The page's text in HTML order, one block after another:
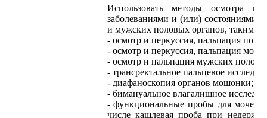
Использовать методы осмотра и
заболеваниями и (или) состояниями
и мужских половых органов, такими
- осмотр и перкуссия, пальпация
- осмотр и перкуссия, пальпация
- осмотр и пальпация мужских
- трансректальное пальцевое
- диафаноскопия органов мошонки;
- бимануальное влагалищное
- функциональные пробы для
числе кашлевая проба при